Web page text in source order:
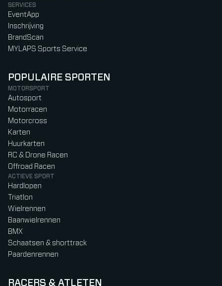
SERVICES
EventApp
Inschrijving
BrandScan
MYLAPS Sports Service
POPULAIRE SPORTEN
MOTORSPORT
Autosport
Motorracen
Motorcross
Karten
Huurkarten
RC & Drone Racen
Offroad Racen
ACTIEVE SPORT
Hardlopen
Triatlon
Wielrennen
Baanwielrennen
BMX
Schaatsen & shorttrack
Paardenrennen
RACERS & ATLETEN